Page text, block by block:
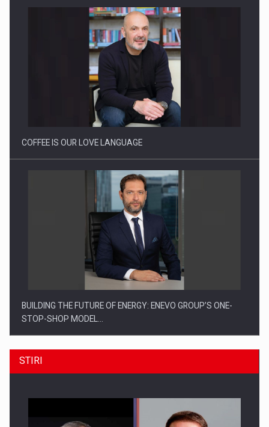
Webinar - Business Evolution-RETHINK STRATEGY-Finantare
Investitii Digitalizare
COFFEE IS OUR LOVE LANGUAGE
BUILDING THE FUTURE OF ENERGY: ENEVO GROUP’S ONE-
STOP-SHOP MODEL…
STIRI